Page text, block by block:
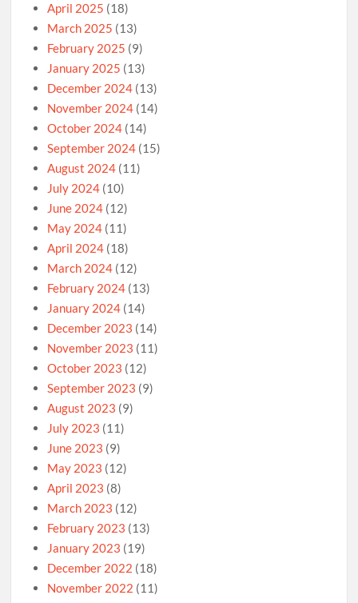
April 2025 (18)
March 2025 (13)
February 2025 (9)
January 2025 (13)
December 2024 (13)
November 2024 (14)
October 2024 (14)
September 2024 (15)
August 2024 (11)
July 2024 (10)
June 2024 (12)
May 2024 (11)
April 2024 (18)
March 2024 (12)
February 2024 (13)
January 2024 (14)
December 2023 (14)
November 2023 (11)
October 2023 (12)
September 2023 (9)
August 2023 (9)
July 2023 (11)
June 2023 (9)
May 2023 (12)
April 2023 (8)
March 2023 (12)
February 2023 (13)
January 2023 (19)
December 2022 (18)
November 2022 (11)